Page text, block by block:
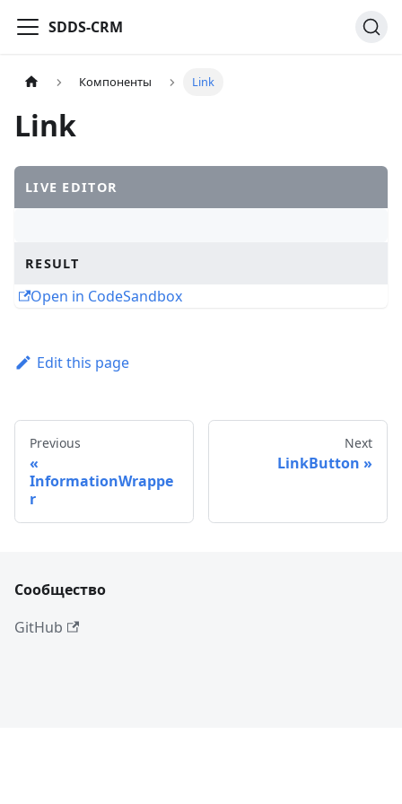
SDDS-CRM
Компоненты Link
Link
LIVE EDITOR
RESULT
Open in CodeSandbox
Edit this page
Previous
InformationWrappe
r
Next
LinkButton
Сообщество
GitHub